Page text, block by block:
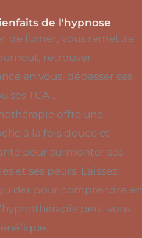
de l'hypnose
de fumer, vous remettre
retrouver
en vous, dépasser ses
ses TCA…
offre une
à la fois douce et
pour surmonter ses
et ses peurs. Laissez
pour comprendre en
peut vous